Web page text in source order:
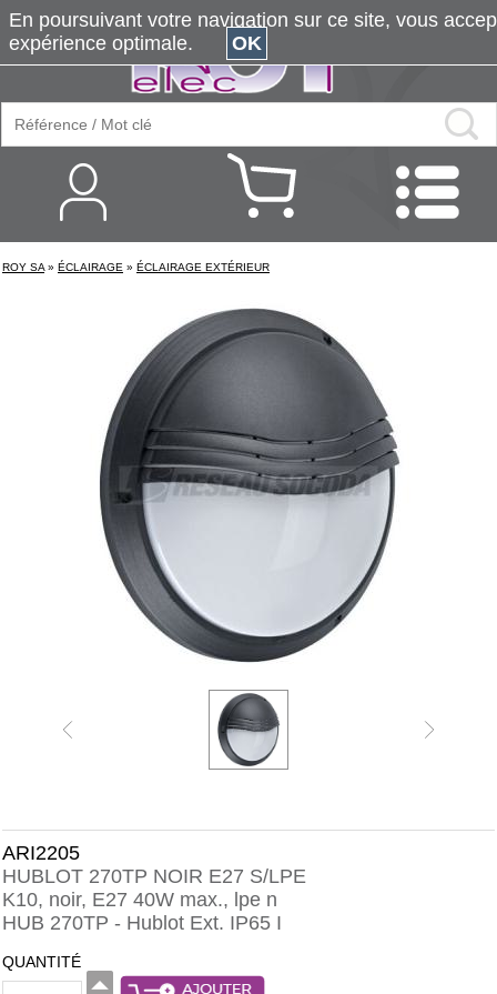
ROY SA » ÉCLAIRAGE » ÉCLAIRAGE EXTÉRIEUR
ARI2205
HUBLOT 270TP NOIR E27 S/LPE
K10, noir, E27 40W max., lpe n
HUB 270TP - Hublot Ext. IP65 I
QUANTITÉ
En poursuivant votre navigation sur ce site, vous
expérience optimale.
OK